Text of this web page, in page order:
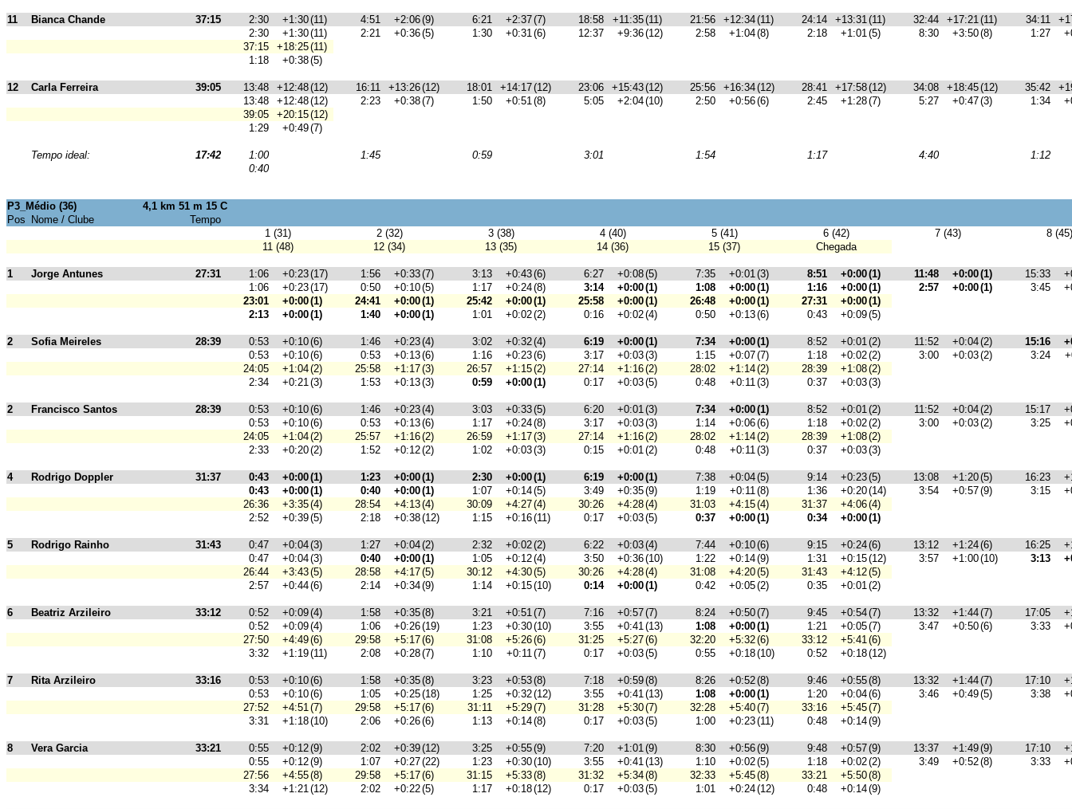
11 Bianca Chande 37:15 2:30 +1:30(11) 4:51 +2:06(9) 6:21 +2:37(7) 18:58 +11:35(11) 21:56 +12:34(11) 24:14 +13:31(11) 32:44 +17:21(11) 34:11
2:30
+1:30(11) 2:21 +0:36(5) 1:30 +0:31(6) 12:37 +9:36(12) 2:58 +1:04(8) 2:18 +1:01(5) 8:30 +3:50(8) 1:27
37:15
+18:25(11)
1:18
+0:38(5)
12 Carla Ferreira 39:05 13:48 +12:48(12) 16:11 +13:26(12) 18:01 +14:17(12) 23:06 +15:43(12) 25:56 +16:34(12) 28:41 +17:58(12) 34:08 +18:45(12) 35:42
13:48
+12:48(12) 2:23 +0:38(7) 1:50 +0:51(8) 5:05 +2:04(10) 2:50 +0:56(6) 2:45 +1:28(7) 5:27 +0:47(3) 1:34
39:05
+20:15(12)
1:29
+0:49(7)
Tempo ideal: 17:42 1:00 1:45 0:59 3:01 1:54 1:17 4:40
1:12
0:40
P3_Médio (36)
4,1 km 51 m 15 C
Pos
Nome / Clube
Tempo
1 (31)
2 (32) 3 (38) 4 (40) 5 (41) 6 (42) 7 (43)
8 (45)
11 (48)
12 (34) 13 (35) 14 (36) 15 (37) Chegada
1 Jorge Antunes 27:31 1:06 +0:23(17) 1:56 +0:33(7) 3:13 +0:43(6) 6:27 +0:08(5) 7:35 +0:01(3) 8:51 +0:00(1) 11:48 +0:00(1) 15:33
1:06
+0:23(17) 0:50 +0:10(5) 1:17 +0:24(8) 3:14 +0:00(1) 1:08 +0:00(1) 1:16 +0:00(1) 2:57 +0:00(1) 3:45
23:01
+0:00(1) 24:41 +0:00(1) 25:42 +0:00(1) 25:58 +0:00(1) 26:48 +0:00(1) 27:31 +0:00(1)
2:13
+0:00(1) 1:40 +0:00(1) 1:01 +0:02(2) 0:16 +0:02(4) 0:50 +0:13(6) 0:43 +0:09(5)
2 Sofia Meireles 28:39 0:53 +0:10(6) 1:46 +0:23(4) 3:02 +0:32(4) 6:19 +0:00(1) 7:34 +0:00(1) 8:52 +0:01(2) 11:52 +0:04(2) 15:16
0:53
+0:10(6) 0:53 +0:13(6) 1:16 +0:23(6) 3:17 +0:03(3) 1:15 +0:07(7) 1:18 +0:02(2) 3:00 +0:03(2) 3:24
24:05
+1:04(2) 25:58 +1:17(3) 26:57 +1:15(2) 27:14 +1:16(2) 28:02 +1:14(2) 28:39 +1:08(2)
2:34
+0:21(3) 1:53 +0:13(3) 0:59 +0:00(1) 0:17 +0:03(5) 0:48 +0:11(3) 0:37 +0:03(3)
2 Francisco Santos 28:39 0:53 +0:10(6) 1:46 +0:23(4) 3:03 +0:33(5) 6:20 +0:01(3) 7:34 +0:00(1) 8:52 +0:01(2) 11:52 +0:04(2) 15:17
0:53
+0:10(6) 0:53 +0:13(6) 1:17 +0:24(8) 3:17 +0:03(3) 1:14 +0:06(6) 1:18 +0:02(2) 3:00 +0:03(2) 3:25
24:05
+1:04(2) 25:57 +1:16(2) 26:59 +1:17(3) 27:14 +1:16(2) 28:02 +1:14(2) 28:39 +1:08(2)
2:33
+0:20(2) 1:52 +0:12(2) 1:02 +0:03(3) 0:15 +0:01(2) 0:48 +0:11(3) 0:37 +0:03(3)
4 Rodrigo Doppler 31:37 0:43 +0:00(1) 1:23 +0:00(1) 2:30 +0:00(1) 6:19 +0:00(1) 7:38 +0:04(5) 9:14 +0:23(5) 13:08 +1:20(5) 16:23
0:43
+0:00(1) 0:40 +0:00(1) 1:07 +0:14(5) 3:49 +0:35(9) 1:19 +0:11(8) 1:36 +0:20(14) 3:54 +0:57(9) 3:15
26:36
+3:35(4) 28:54 +4:13(4) 30:09 +4:27(4) 30:26 +4:28(4) 31:03 +4:15(4) 31:37 +4:06(4)
2:52
+0:39(5) 2:18 +0:38(12) 1:15 +0:16(11) 0:17 +0:03(5) 0:37 +0:00(1) 0:34 +0:00(1)
5 Rodrigo Rainho 31:43 0:47 +0:04(3) 1:27 +0:04(2) 2:32 +0:02(2) 6:22 +0:03(4) 7:44 +0:10(6) 9:15 +0:24(6) 13:12 +1:24(6) 16:25
0:47
+0:04(3) 0:40 +0:00(1) 1:05 +0:12(4) 3:50 +0:36(10) 1:22 +0:14(9) 1:31 +0:15(12) 3:57 +1:00(10) 3:13
26:44
+3:43(5) 28:58 +4:17(5) 30:12 +4:30(5) 30:26 +4:28(4) 31:08 +4:20(5) 31:43 +4:12(5)
2:57
+0:44(6) 2:14 +0:34(9) 1:14 +0:15(10) 0:14 +0:00(1) 0:42 +0:05(2) 0:35 +0:01(2)
6 Beatriz Arzileiro 33:12 0:52 +0:09(4) 1:58 +0:35(8) 3:21 +0:51(7) 7:16 +0:57(7) 8:24 +0:50(7) 9:45 +0:54(7) 13:32 +1:44(7) 17:05
0:52
+0:09(4) 1:06 +0:26(19) 1:23 +0:30(10) 3:55 +0:41(13) 1:08 +0:00(1) 1:21 +0:05(7) 3:47 +0:50(6) 3:33
27:50
+4:49(6) 29:58 +5:17(6) 31:08 +5:26(6) 31:25 +5:27(6) 32:20 +5:32(6) 33:12 +5:41(6)
3:32
+1:19(11) 2:08 +0:28(7) 1:10 +0:11(7) 0:17 +0:03(5) 0:55 +0:18(10) 0:52 +0:18(12)
7 Rita Arzileiro 33:16 0:53 +0:10(6) 1:58 +0:35(8) 3:23 +0:53(8) 7:18 +0:59(8) 8:26 +0:52(8) 9:46 +0:55(8) 13:32 +1:44(7) 17:10
0:53
+0:10(6) 1:05 +0:25(18) 1:25 +0:32(12) 3:55 +0:41(13) 1:08 +0:00(1) 1:20 +0:04(6) 3:46 +0:49(5) 3:38
27:52
+4:51(7) 29:58 +5:17(6) 31:11 +5:29(7) 31:28 +5:30(7) 32:28 +5:40(7) 33:16 +5:45(7)
3:31
+1:18(10) 2:06 +0:26(6) 1:13 +0:14(8) 0:17 +0:03(5) 1:00 +0:23(11) 0:48 +0:14(9)
8 Vera Garcia 33:21 0:55 +0:12(9) 2:02 +0:39(12) 3:25 +0:55(9) 7:20 +1:01(9) 8:30 +0:56(9) 9:48 +0:57(9) 13:37 +1:49(9) 17:10
0:55
+0:12(9) 1:07 +0:27(22) 1:23 +0:30(10) 3:55 +0:41(13) 1:10 +0:02(5) 1:18 +0:02(2) 3:49 +0:52(8) 3:33
27:56
+4:55(8) 29:58 +5:17(6) 31:15 +5:33(8) 31:32 +5:34(8) 32:33 +5:45(8) 33:21 +5:50(8)
3:34
+1:21(12) 2:02 +0:22(5) 1:17 +0:18(12) 0:17 +0:03(5) 1:01 +0:24(12) 0:48 +0:14(9)